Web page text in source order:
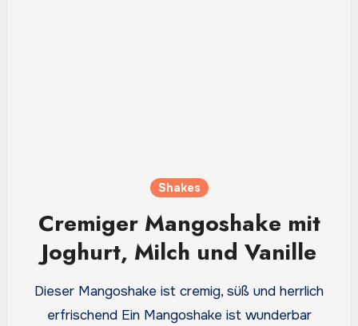
Shakes
Cremiger Mangoshake mit
Joghurt, Milch und Vanille
Dieser Mangoshake ist cremig, süß und herrlich
erfrischend Ein Mangoshake ist wunderbar